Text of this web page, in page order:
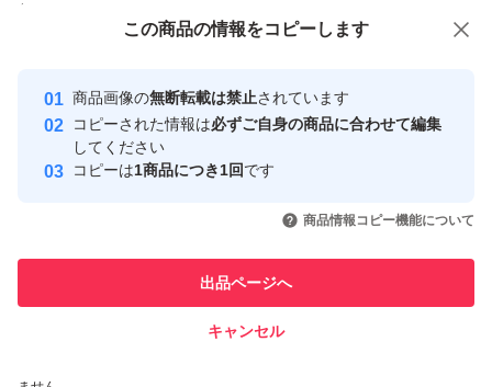
付与しています
安心取引出品者
心・安全なユーザーです
取引実績
引を完了させた実績があります
での取引実績があります
この商品の情報をコピーします
商品画像の無断転載は禁止されています
コピーされた情報は必ずご自身の商品に合わせて編集
してください
コピーは1商品につき1回です
商品情報コピー機能について
出品ページへ
キャンセル
この商品をみている人にオススメ